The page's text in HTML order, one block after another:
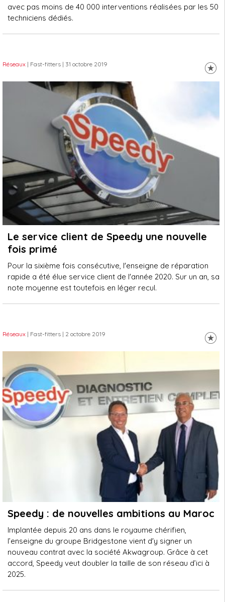
avec pas moins de 40 000 interventions réalisées par les 50
techniciens dédiés.
Réseaux | Fast-fitters | 31 octobre 2019
Le service client de Speedy une nouvelle
fois primé
Pour la sixième fois consécutive, l'enseigne de réparation
rapide a été élue service client de l'année 2020. Sur un an, sa
note moyenne est toutefois en léger recul.
Réseaux | Fast-fitters | 2 octobre 2019
Speedy : de nouvelles ambitions au Maroc
Implantée depuis 20 ans dans le royaume chérifien,
l’enseigne du groupe Bridgestone vient d'y signer un
nouveau contrat avec la société Akwagroup. Grâce à cet
accord, Speedy veut doubler la taille de son réseau d’ici à
2025.